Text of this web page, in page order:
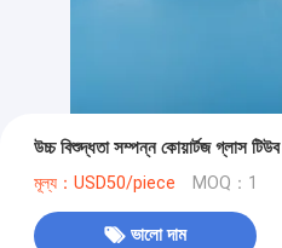
উচ্চ বিশুদ্ধতা সম্পন্ন কোয়ার্টজ গ্লাস
মূল্য：USD50/piece MOQ：1
ভালো দাম